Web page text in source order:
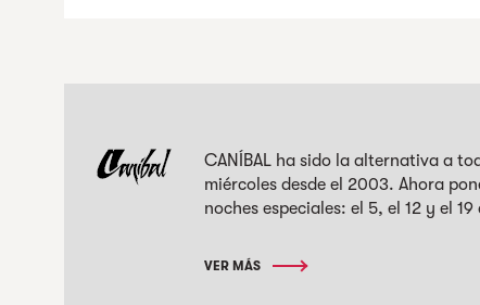
CANÍBAL ha sido la alternativa a
miércoles desde el 2003. Ahora
noches especiales: el 5, el 12 y el
VER MÁS